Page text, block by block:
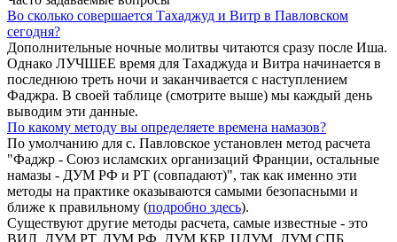
Во сколько совершается Тахаджуд и Витр в Павловском
сегодня?
Дополнительные ночные молитвы читаются сразу после Иша.
Однако ЛУЧШЕЕ время для Тахаджуда и Витра начинается в
последнюю треть ночи и заканчивается с наступлением
Фаджра. В своей таблице (смотрите выше) мы каждый день
выводим эти данные.
По какому методу вы определяете времена намазов?
По умолчанию для с. Павловское установлен метод расчета
"Фаджр - Союз исламских организаций Франции, остальные
намазы - ДУМ РФ и РТ (совпадают)", так как именно эти
методы на практике оказываются самыми безопасными и
ближе к правильному (подробно здесь).
Существуют другие методы расчета, самые известные - это